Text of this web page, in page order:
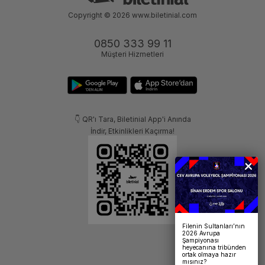
0850 333 99 11
Müşteri Hizmetleri
👇 QR'ı Tara, Biletinial App'i Anında
İndir, Etkinlikleri Kaçırma!
Copyright © 2026 www.biletinial.com
Filenin Sultanları’nın
2026 Avrupa
Şampiyonası
heyecanına tribünden
ortak olmaya hazır
mısınız?